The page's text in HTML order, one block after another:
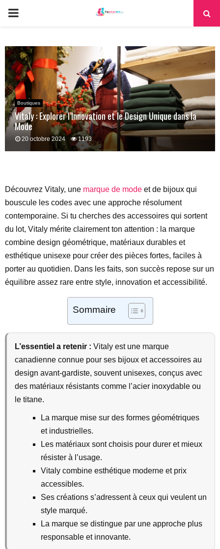
PRIMARY
Boutiques
Vitaly : Explorer l’Innovation et le Design Unique dans la
Mode
20 octobre 2024 1193
Découvrez Vitaly, une marque de mode et de bijoux qui
bouscule les codes avec une approche résolument
contemporaine. Si tu cherches des accessoires qui sortent
du lot, Vitaly mérite clairement ton attention : la marque
combine design géométrique, matériaux durables et
esthétique unisexe pour créer des pièces fortes, faciles à
porter au quotidien. Dans les faits, son succès repose sur un
équilibre assez rare entre style, innovation et accessibilité.
Sommaire
L’essentiel a retenir : Vitaly est une marque
canadienne connue pour ses bijoux et accessoires au
design avant-gardiste, souvent unisexes, conçus avec
des matériaux résistants comme l’acier inoxydable ou
le titane.
La marque mise sur des formes géométriques
et industrielles.
Les matériaux sont choisis pour durer et mieux
résister à l’usage.
Vitaly combine esthétique moderne et prix
accessibles.
Ses créations s’adressent à ceux qui veulent un
style marqué.
La marque se distingue par une approche plus
responsable et innovante.